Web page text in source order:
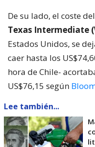
De su lado, el coste
Texas Intermediate
Estados Unidos, se
caer hasta los
hora de Chile-
US$76,15 según
Lee también...